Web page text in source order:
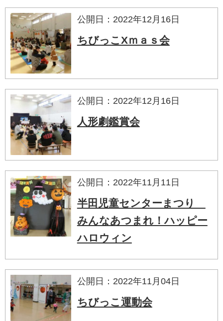
公開日：2022年12月16日
ちびっこXｍａｓ会
公開日：2022年12月16日
人形劇鑑賞会
公開日：2022年11月11日
半田児童センターまつり
みんなあつまれ！ハッピー
ハロウィン
公開日：2022年11月04日
ちびっこ運動会